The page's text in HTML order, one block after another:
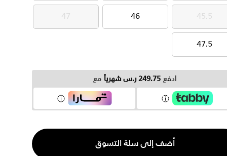
45.5
45.5
46
46
47
47
47.5
47.5
ادفع 249.75 ر.س شهرياً مع
أضف إلى سلة التسوق